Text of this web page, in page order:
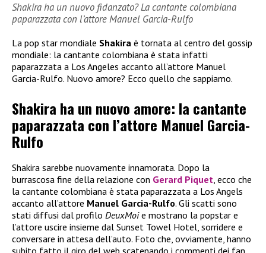
Shakira ha un nuovo fidanzato? La cantante colombiana
paparazzata con l’attore Manuel Garcia-Rulfo
La pop star mondiale Shakira è tornata al centro del gossip
mondiale: la cantante colombiana è stata infatti
paparazzata a Los Angeles accanto all’attore Manuel
Garcia-Rulfo. Nuovo amore? Ecco quello che sappiamo.
Shakira ha un nuovo amore: la cantante
paparazzata con l’attore Manuel Garcia-
Rulfo
Shakira sarebbe nuovamente innamorata. Dopo la
burrascosa fine della relazione con Gerard Piquet, ecco che
la cantante colombiana è stata paparazzata a Los Angels
accanto all’attore Manuel Garcia-Rulfo. Gli scatti sono
stati diffusi dal profilo DeuxMoie mostrano la popstar e
l’attore uscire insieme dal Sunset Towel Hotel, sorridere e
conversare in attesa dell’auto. Foto che, ovviamente, hanno